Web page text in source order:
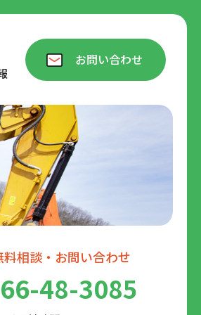
お問い合わせ
料相談・お問い合わせ
48-3085